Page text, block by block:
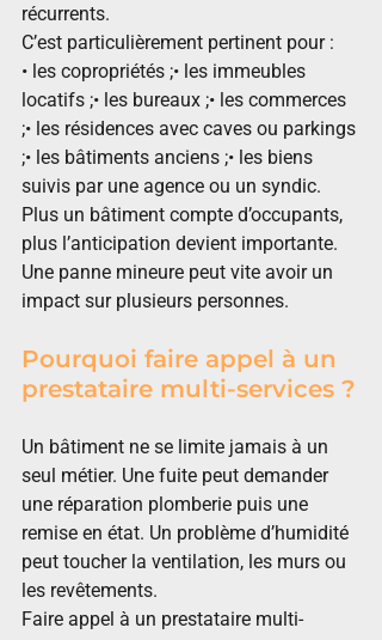
récurrents.
C’est particulièrement pertinent pour :
• les copropriétés ;• les immeubles
locatifs ;• les bureaux ;• les commerces
;• les résidences avec caves ou parkings
;• les bâtiments anciens ;• les biens
suivis par une agence ou un syndic.
Plus un bâtiment compte d’occupants,
plus l’anticipation devient importante.
Une panne mineure peut vite avoir un
impact sur plusieurs personnes.
Pourquoi faire appel à un
prestataire multi-services ?
Un bâtiment ne se limite jamais à un
seul métier. Une fuite peut demander
une réparation plomberie puis une
remise en état. Un problème d’humidité
peut toucher la ventilation, les murs ou
les revêtements.
Faire appel à un prestataire multi-